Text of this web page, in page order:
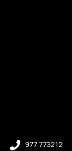
977 773212